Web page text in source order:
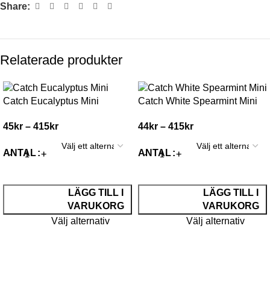
Share:
Relaterade produkter
Catch Eucalyptus Mini
45kr – 415kr
ANTAL
LÄGG TILL I
VARUKORG
Välj alternativ
Catch White Spearmint Mini
44kr – 415kr
ANTAL
LÄGG TILL I
VARUKORG
Välj alternativ